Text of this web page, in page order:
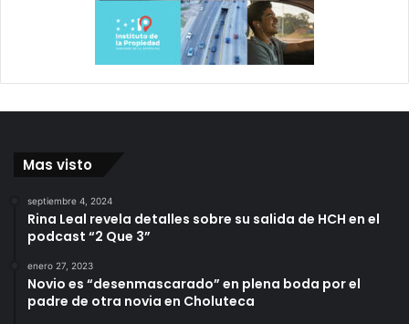
Mas visto
septiembre 4, 2024
Rina Leal revela detalles sobre su salida de HCH en el
podcast “2 Que 3”
enero 27, 2023
Novio es “desenmascarado” en plena boda por el
padre de otra novia en Choluteca